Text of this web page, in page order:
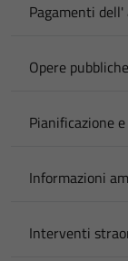
Pagamenti
Opere pubbliche
Pianificazione
Informazioni
Interventi